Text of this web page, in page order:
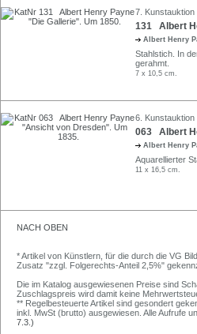
7.
131 Albert
Albert Henry
Stahlstich. In
gerahmt.
7 x 10,5 cm.
6.
063 Albert
Albert Henry
Aquarellierter
11 x 16,5 cm.
NACH OBEN
* Artikel von Künstlern, für die durch die VG
Zusatz "zzgl. Folgerechts-Anteil 2,5%"
Die im Katalog ausgewiesenen Preise sind
Zuschlagspreis wird damit keine
** Regelbesteuerte Artikel sind gesondert
inkl. MwSt (brutto) ausgewiesen. Alle Aufrufe
7.3.)